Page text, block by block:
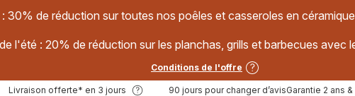
30% de réduction sur toutes nos poêles et casseroles en
l'été : 20% de réduction sur les planchas, grills et barbecues avec
Conditions de l'offre
Livraison offerte* en 3 jours 90 jours pour changer d’avisGarantie 2 ans